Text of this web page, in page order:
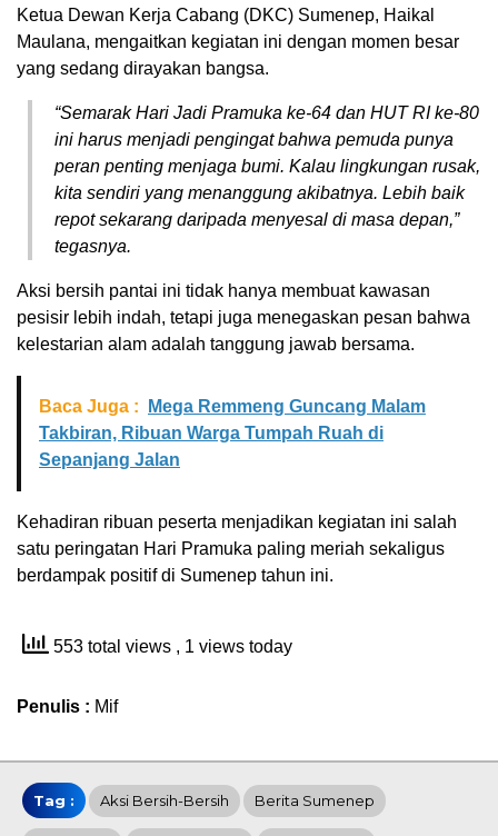
Ketua Dewan Kerja Cabang (DKC) Sumenep, Haikal
Maulana, mengaitkan kegiatan ini dengan momen besar
yang sedang dirayakan bangsa.
“Semarak Hari Jadi Pramuka ke-64 dan HUT RI ke-80
ini harus menjadi pengingat bahwa pemuda punya
peran penting menjaga bumi. Kalau lingkungan rusak,
kita sendiri yang menanggung akibatnya. Lebih baik
repot sekarang daripada menyesal di masa depan,”
tegasnya.
Aksi bersih pantai ini tidak hanya membuat kawasan
pesisir lebih indah, tetapi juga menegaskan pesan bahwa
kelestarian alam adalah tanggung jawab bersama.
Baca Juga :
Mega Remmeng Guncang Malam
Takbiran, Ribuan Warga Tumpah Ruah di
Sepanjang Jalan
Kehadiran ribuan peserta menjadikan kegiatan ini salah
satu peringatan Hari Pramuka paling meriah sekaligus
berdampak positif di Sumenep tahun ini.
553 total views , 1 views today
Penulis : Mif
Tag : Aksi Bersih-Bersih Berita Sumenep